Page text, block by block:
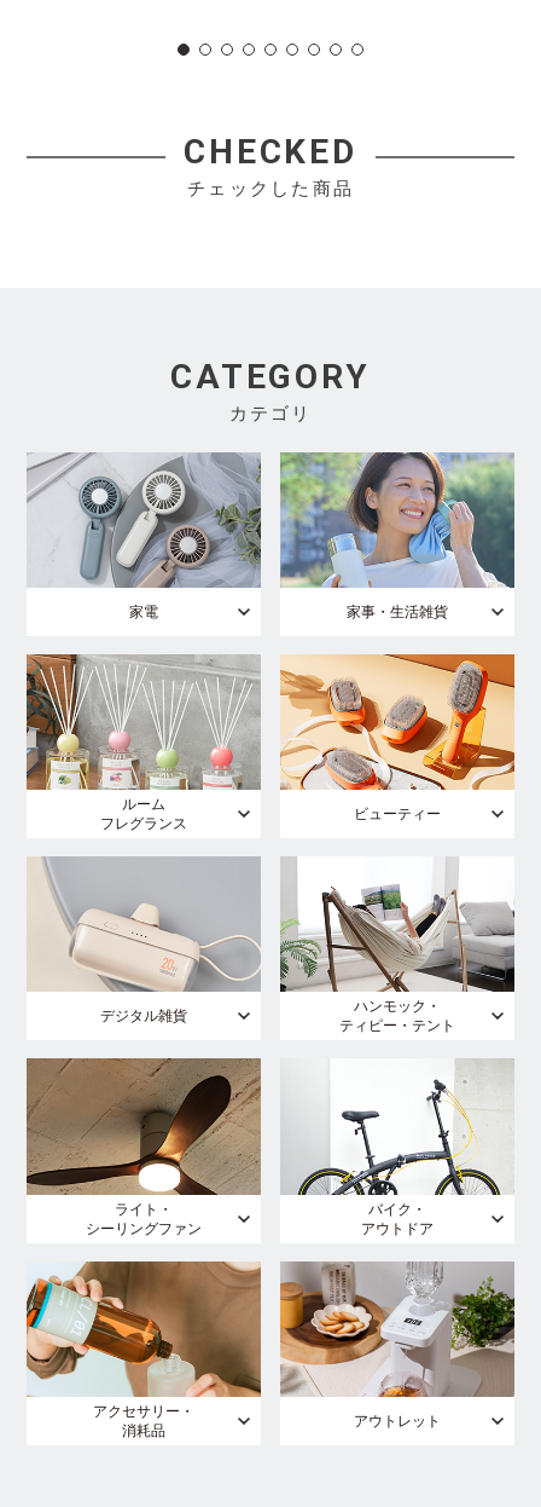
CHECKED
チェックした商品
CATEGORY
カテゴリ
家電 家事・生活雑貨
ルーム
フレグランス
ビューティー
デジタル雑貨
ハンモック・
ティピー・テント
ライト・
シーリングファン
バイク・
アウトドア
アクセサリー・
消耗品
アウトレット